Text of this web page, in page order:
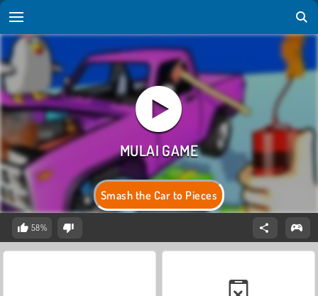
Smash the Car to Pieces
58%